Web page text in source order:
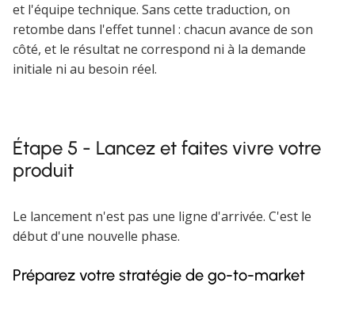
et l'équipe technique. Sans cette traduction, on
retombe dans l'effet tunnel : chacun avance de son
côté, et le résultat ne correspond ni à la demande
initiale ni au besoin réel.
Étape 5 - Lancez et faites vivre votre
produit
Le lancement n'est pas une ligne d'arrivée. C'est le
début d'une nouvelle phase.
Préparez votre stratégie de go-to-market